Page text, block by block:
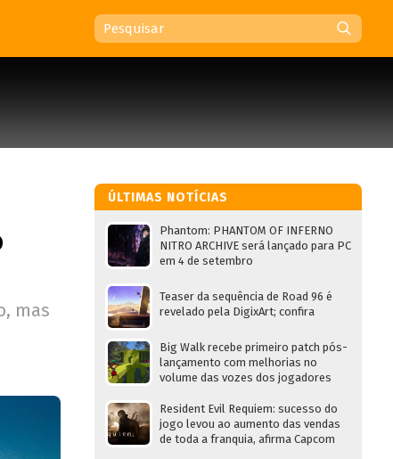
mas
ÚLTIMAS NOTÍCIAS
Phantom: PHANTOM OF INFERNO
NITRO ARCHIVE será lançado para PC
em 4 de setembro
Teaser da sequência de Road 96 é
revelado pela DigixArt; confira
Big Walk recebe primeiro patch pós-
lançamento com melhorias no
volume das vozes dos jogadores
Resident Evil Requiem: sucesso do
jogo levou ao aumento das vendas
de toda a franquia, afirma Capcom